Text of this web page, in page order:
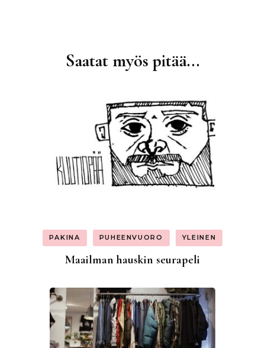
Saatat myös pitää...
PAKINA PUHEENVUORO YLEINEN
Maailman hauskin seurapeli